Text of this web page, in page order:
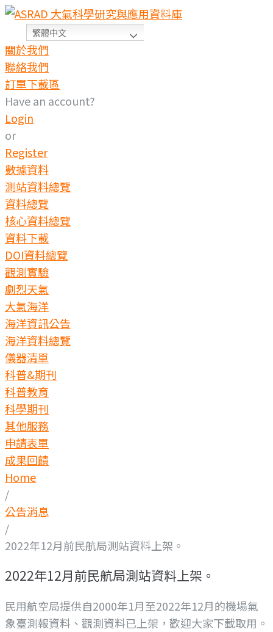
繁體中文
關於我們
聯絡我們
訂單下載區
Have an account?
Login
or
Register
數據資料
測站資料總覽
資料總覽
核心資料總覽
資料下載
DOI資料總覽
觀測實驗
劇烈天氣
大氣海洋
海洋資訊公告
海洋資料總覽
儀器清單
科普&期刊
科普教育
科學期刊
其他服務
申請表單
成果回饋
Home
/
公告消息
/
2022年12月前民航局測站資料上架。
2022年12月前民航局測站資料上架。
民用航空局提供自2000年1月至2022年12月的機場氣
象臺測報資料、觀測資料已上架，歡迎大家下載取用。